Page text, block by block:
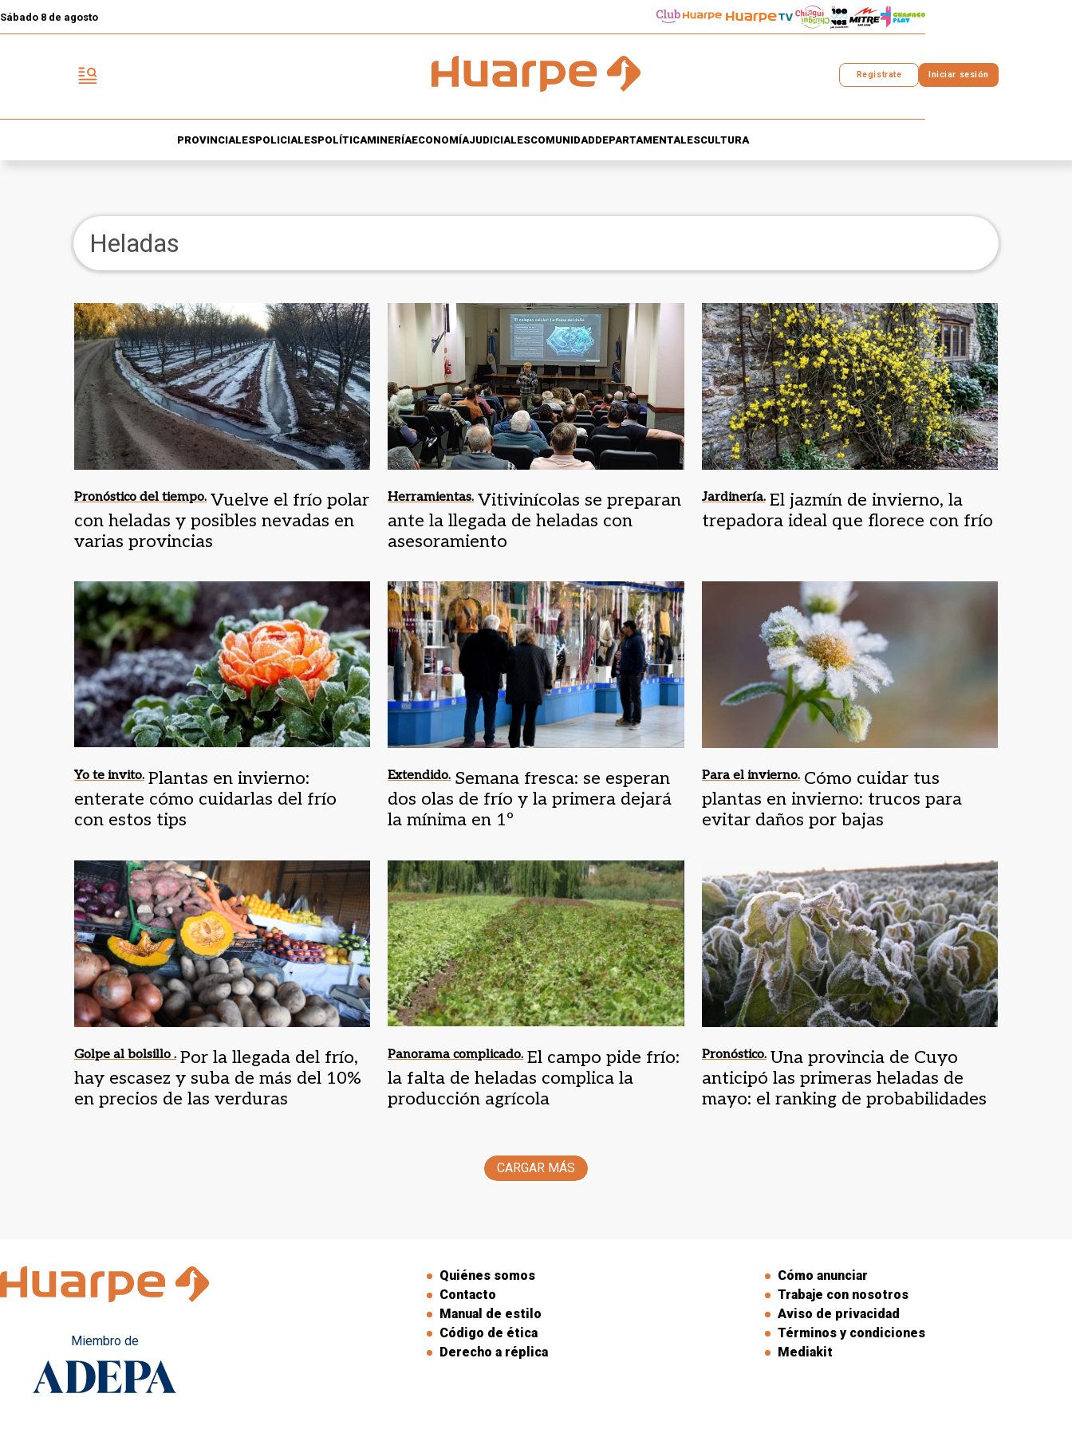
Sábado 8 de agosto
Registrate Iniciar sesión
PROVINCIALESPOLICIALESPOLÍTICAMINERÍAECONOMÍAJUDICIALESCOMUNIDADDEPARTAMENTALESCULTURA
Heladas
Pronóstico del tiempo. Vuelve el frío polar
con heladas y posibles nevadas en
varias provincias
Herramientas. Vitivinícolas se preparan
ante la llegada de heladas con
asesoramiento
Jardinería. El jazmín de invierno, la
trepadora ideal que florece con frío
Yo te invito. Plantas en invierno:
enterate cómo cuidarlas del frío
con estos tips
Extendido. Semana fresca: se esperan
dos olas de frío y la primera dejará
la mínima en 1º
Para el invierno. Cómo cuidar tus
plantas en invierno: trucos para
evitar daños por bajas
Golpe al bolsillo . Por la llegada del frío,
hay escasez y suba de más del 10%
en precios de las verduras
Panorama complicado. El campo pide frío:
la falta de heladas complica la
producción agrícola
Pronóstico. Una provincia de Cuyo
anticipó las primeras heladas de
mayo: el ranking de probabilidades
CARGAR MÁS
Miembro de
Quiénes somos
Contacto
Manual de estilo
Código de ética
Derecho a réplica
Cómo anunciar
Trabaje con nosotros
Aviso de privacidad
Términos y condiciones
Mediakit